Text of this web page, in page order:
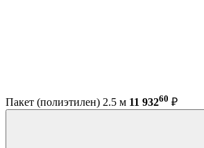
Пакет (полиэтилен) 2.5 м 11 93260 ₽